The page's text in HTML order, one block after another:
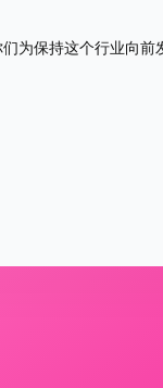
为保持这个行业向前